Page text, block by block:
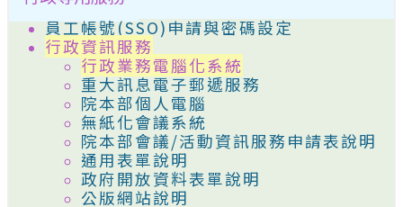
員工帳號(SSO)申請與密碼設定
行政資訊服務
行政業務電腦化系統
重大訊息電子郵遞服務
院本部個人電腦
無紙化會議系統
院本部會議/活動資訊服務申請表說明
通用表單說明
政府開放資料表單說明
公版網站說明